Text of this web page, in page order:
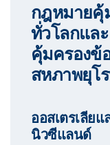
กฎหมายคุ้
ทั่วโลกแล
คุ้มครองข้
สหภาพยุโ
ออสเตรเลียแ
นิวซีแลนด์